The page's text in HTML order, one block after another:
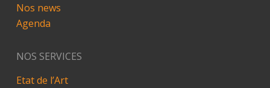
Nos news
Agenda
NOS SERVICES
Etat de l’Art